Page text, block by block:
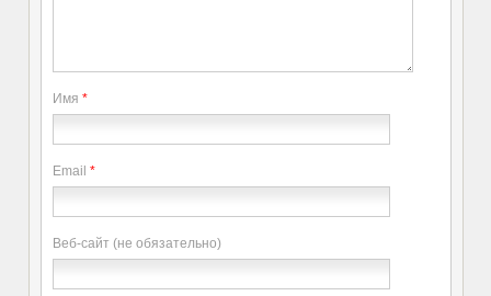
Имя *
Email *
Веб-сайт (не обязательно)